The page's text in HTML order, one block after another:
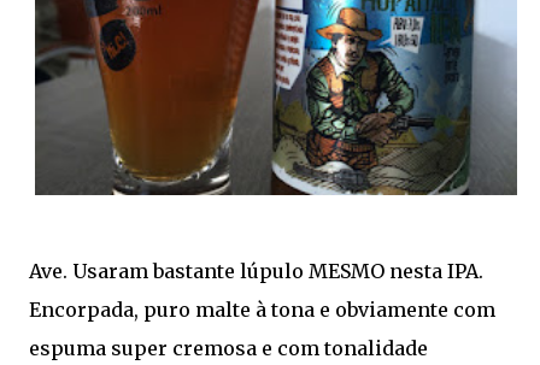
Ave. Usaram bastante lúpulo MESMO nesta IPA.
Encorpada, puro malte à tona e obviamente com
espuma super cremosa e com tonalidade